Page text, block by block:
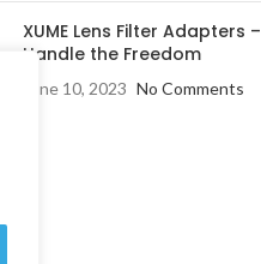
XUME Lens Filter Adapters –
Handle the Freedom
June 10, 2023 No Comments